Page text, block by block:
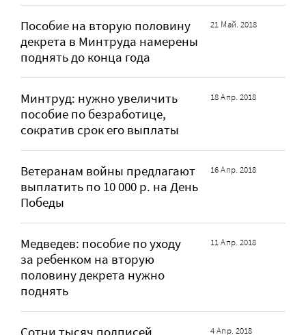
Пособие на вторую половину
декрета в Минтруда намерены
поднять до конца года
21 Май. 2018
Минтруд: нужно увеличить
пособие по безработице,
сократив срок его выплаты
18 Апр. 2018
Ветеранам войны предлагают
выплатить по 10 000 р. на День
Победы
16 Апр. 2018
Медведев: пособие по уходу
за ребенком на вторую
половину декрета нужно
поднять
11 Апр. 2018
4 Апр. 2018